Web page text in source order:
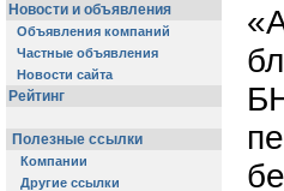
Новости и объявления
Объявления компаний
Частные объявления
Новости сайта
Рейтинг
Полезные ссылки
Компании
Другие ссылки